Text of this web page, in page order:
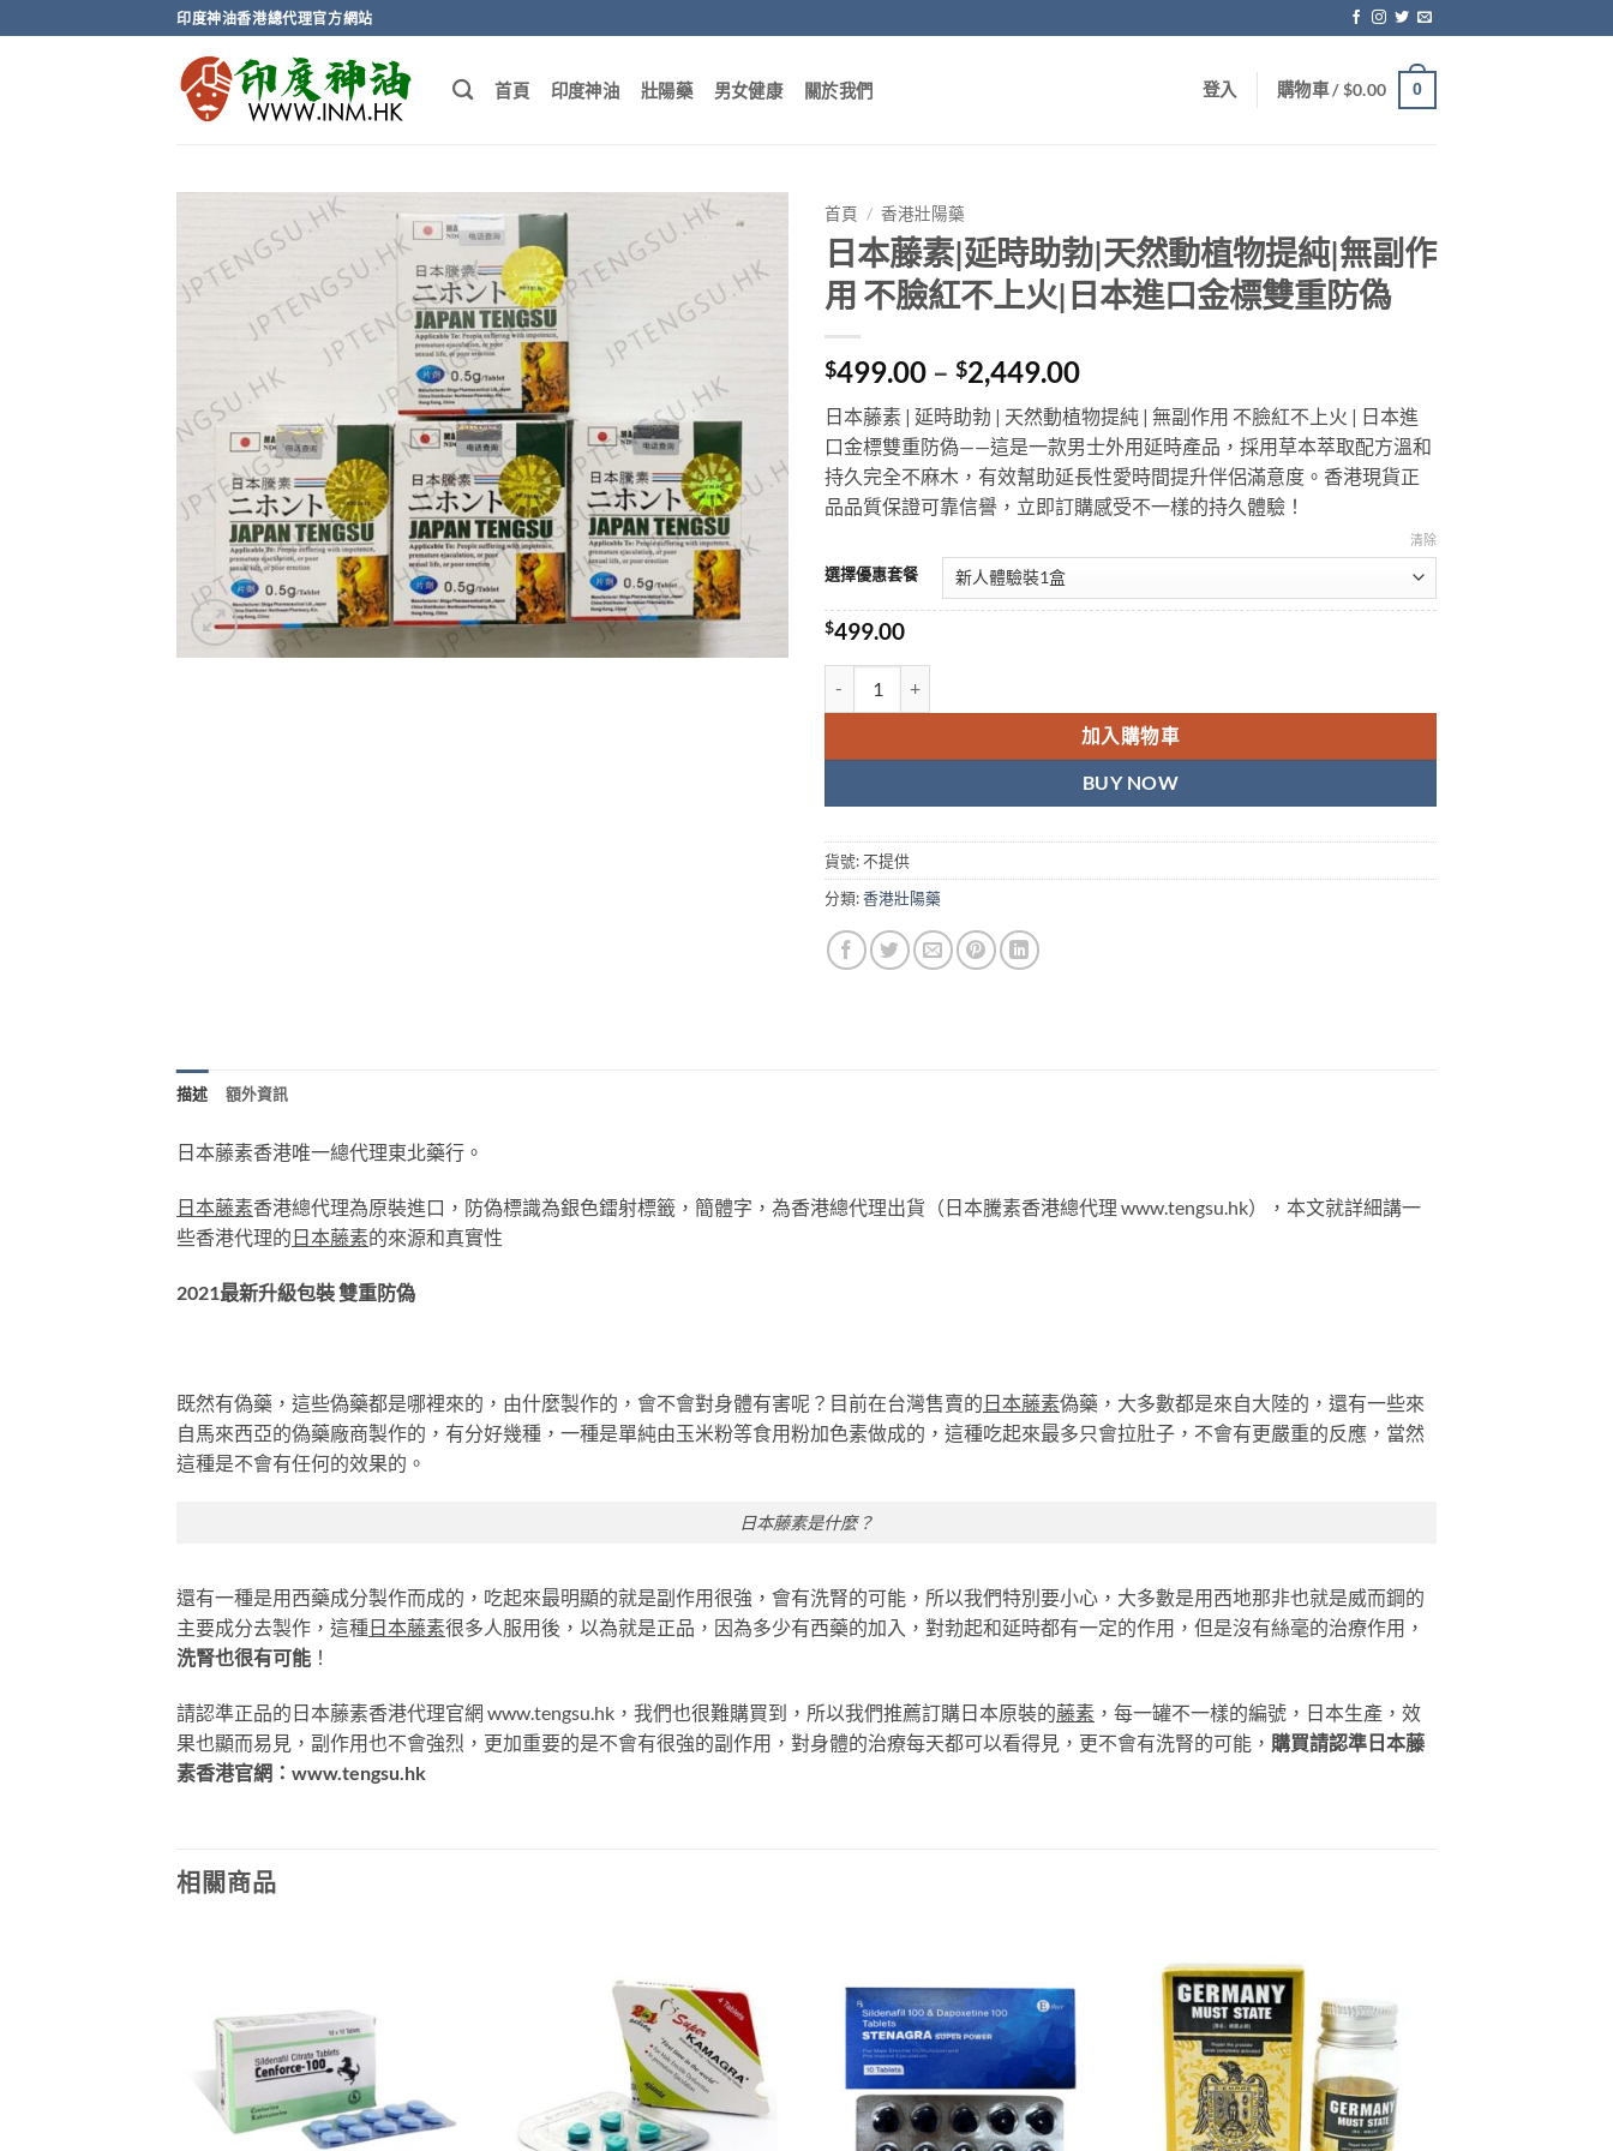
to
印度神油香港總代理官方網站
首頁 印度神油 壯陽藥 男女健康 關於我們 登入 購物車 /$0.00 0
首頁 / 香港壯陽藥
日本藤素|延時助勃|天然動植物提純|無副作
用 不臉紅不上火|日本進口金標雙重防偽
$499.00 – $2,449.00Price
range:
$499.00
through
$2,449.00
日本藤素 | 延時助勃 | 天然動植物提純 | 無副作用 不臉紅不上火 | 日本進
口金標雙重防偽——這是一款男士外用延時產品，採用草本萃取配方溫和
持久完全不麻木，有效幫助延長性愛時間提升伴侶滿意度。香港現貨正
品品質保證可靠信譽，立即訂購感受不一樣的持久體驗！
選擇優惠套餐
清除
$499.00
加入購物車
BUY NOW
貨號:不提供
分類:香港壯陽藥
描述 額外資訊
日本藤素香港唯一總代理東北藥行。
日本藤素香港總代理為原裝進口，防偽標識為銀色鐳射標籤，簡體字，為香港總代理出貨（日本騰素香港總代理 www.tengsu.hk），本文就詳細講一
些香港代理的 日本藤素的來源和真實性
2021最新升級包裝 雙重防偽
既然有偽藥，這些偽藥都是哪裡來的，由什麼製作的，會不會對身體有害呢？目前在台灣售賣的日本藤素偽藥，大多數都是來自大陸的，還有一些來
自馬來西亞的偽藥廠商製作的，有分好幾種，一種是單純由玉米粉等食用粉加色素做成的，這種吃起來最多只會拉肚子，不會有更嚴重的反應，當然
這種是不會有任何的效果的。
日本藤素是什麼？
還有一種是用西藥成分製作而成的，吃起來最明顯的就是副作用很強，會有洗腎的可能，所以我們特別要小心，大多數是用西地那非也就是威而鋼的
主要成分去製作，這種日本藤素很多人服用後，以為就是正品，因為多少有西藥的加入，對勃起和延時都有一定的作用，但是沒有絲毫的治療作用，
洗腎也很有可能 ！
請認準正品的日本藤素香港代理官網 www.tengsu.hk，我們也很難購買到，所以我們推薦訂購日本原裝的藤素 ，每一罐不一樣的編號，日本生產，效
果也顯而易見，副作用也不會強烈，更加重要的是不會有很強的副作用，對身體的治療每天都可以看得見，更不會有洗腎的可能， 購買請認準日本藤
素香港官網：www.tengsu.hk
相關商品